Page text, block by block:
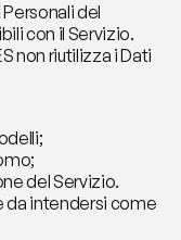
Personali del
con il Servizio.
non riutilizza i Dati
del Servizio.
da intendersi come